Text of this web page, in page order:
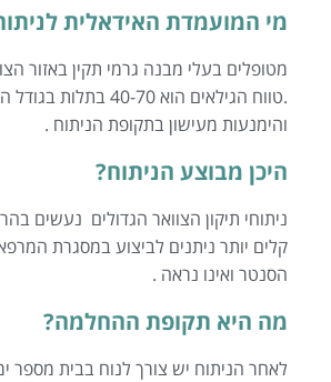
מי המועמדת האידאלית
מטופלים בעלי מבנה גרמי תקין באזור
.טווח הגילאים הוא
והימנעות מעישון בתקופת הניתוח .
היכן מבוצע הניתוח?
ניתוחי תיקון הצוואר הגדולים נעשים
קלים יותר ניתנים לביצוע במסגרת
הסנטר ואינו נראה .
מה היא תקופת ההחלמה?
לאחר הניתוח יש צורך לנוח בבית